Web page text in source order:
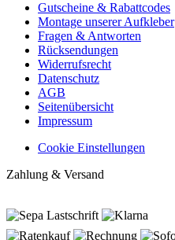
Gutscheine & Rabattcodes
Montage unserer Aufkleber
Fragen & Antworten
Rücksendungen
Widerrufsrecht
Datenschutz
AGB
Seitenübersicht
Impressum
Cookie Einstellungen
Zahlung & Versand